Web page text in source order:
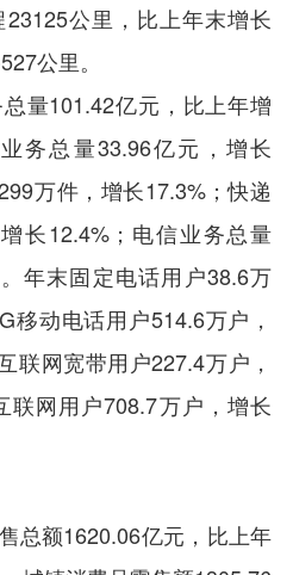
公里，比上年末增长
公里。
101.42亿元，比上年增
务总量33.96亿元，增长
万件，增长17.3%；快递
长12.4%；电信业务总量
年末固定电话用户38.6万
移动电话用户514.6万户，
联网宽带用户227.4万户，
联网用户708.7万户，增长
额1620.06亿元，比上年